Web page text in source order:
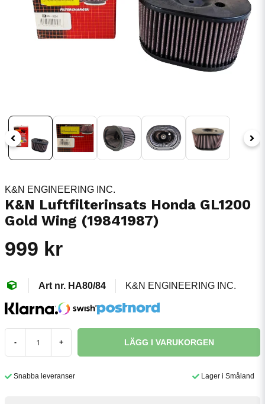
K&N ENGINEERING INC.
K&N Luftfilterinsats Honda GL1200
Gold Wing (19841987)
999 kr
HA80/84 K&N ENGINEERING INC.
- + LÄGG I VARUKORGEN
Snabba leveranser Lager i Småland